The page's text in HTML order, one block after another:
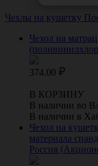
Чехлы на кушетку
Чехол на
374.00
В КОРЗИНУ
В наличии во
В наличии в
Чехол на
материала
Россия